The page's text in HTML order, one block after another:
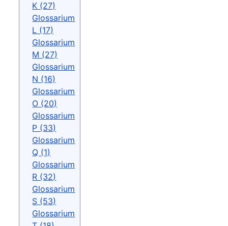
K (27)
Glossarium
L (17)
Glossarium
M (27)
Glossarium
N (16)
Glossarium
O (20)
Glossarium
P (33)
Glossarium
Q (1)
Glossarium
R (32)
Glossarium
S (53)
Glossarium